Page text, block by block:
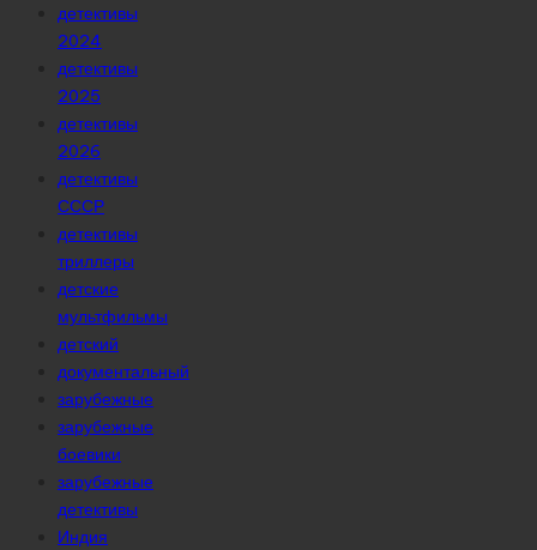
детективы
2024
детективы
2025
детективы
2026
детективы
СССР
детективы
триллеры
детские
мультфильмы
детский
документальный
зарубежные
зарубежные
боевики
зарубежные
детективы
Индия